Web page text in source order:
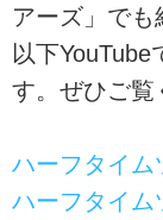
アーズ」でも
以下
す。ぜひご覧
ハーフタイム
ハーフタイム